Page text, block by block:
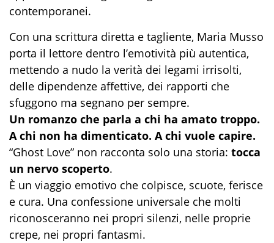
contemporanei.
Con una scrittura diretta e tagliente, Maria Musso
porta il lettore dentro l’emotività più autentica,
mettendo a nudo la verità dei legami irrisolti,
delle dipendenze affettive, dei rapporti che
sfuggono ma segnano per sempre.
Un romanzo che parla a chi ha amato troppo.
A chi non ha dimenticato. A chi vuole capire.
“Ghost Love” non racconta solo una storia: tocca
un nervo scoperto.
È un viaggio emotivo che colpisce, scuote, ferisce
e cura. Una confessione universale che molti
riconosceranno nei propri silenzi, nelle proprie
crepe, nei propri fantasmi.